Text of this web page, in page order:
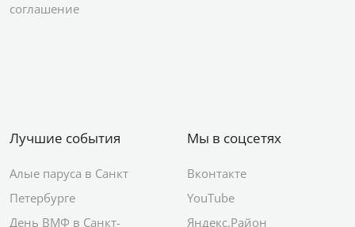
соглашение
Лучшие события
Алые паруса в Санкт
Петербурге
День ВМФ в Санкт-
Мы в соцсетях
Вконтакте
YouTube
Яндекс.Район